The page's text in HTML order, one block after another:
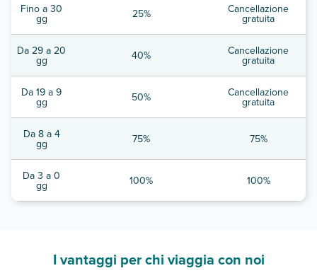
Fino a 30
gg 25% Cancellazione
gratuita
Da 29 a 20
gg 40% Cancellazione
gratuita
Da 19 a 9
gg 50% Cancellazione
gratuita
Da 8 a 4
gg 75% 75%
Da 3 a 0
gg 100% 100%
I vantaggi per chi viaggia con noi